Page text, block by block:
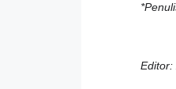
Editor: